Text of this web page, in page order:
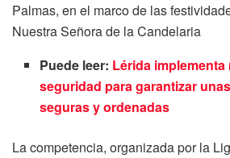
Palmas, en el marco de las
Nuestra Señora de la Candelaria
Puede leer: Lérida implementa
seguridad para garantizar
seguras y ordenadas
La competencia, organizada por la